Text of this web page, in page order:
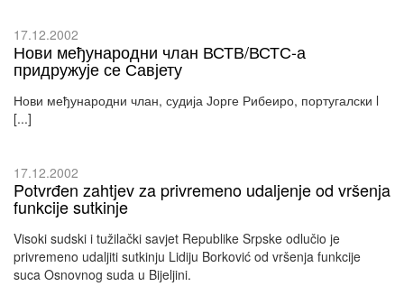
17.12.2002
Нови међународни члан ВСТВ/ВСТС-а
придружује се Савјету
Нови међународни члан, судија Јорге Рибеиро, португалски l
[...]
17.12.2002
Potvrđen zahtjev za privremeno udaljenje od vršenja
funkcije sutkinje
Visoki sudski i tužilački savjet Republike Srpske odlučio je
privremeno udaljiti sutkinju Lidiju Borković od vršenja funkcije
suca Osnovnog suda u Bijeljini.